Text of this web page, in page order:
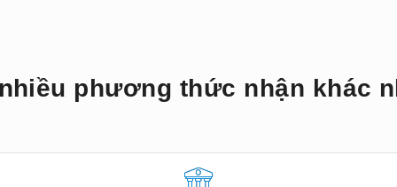
phương thức nhận khác